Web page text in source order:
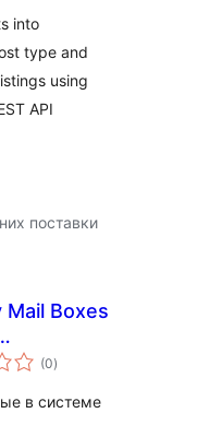
into
type and
using
API
поставки
Mail Boxes
(0укупних
оцена
)
в системе